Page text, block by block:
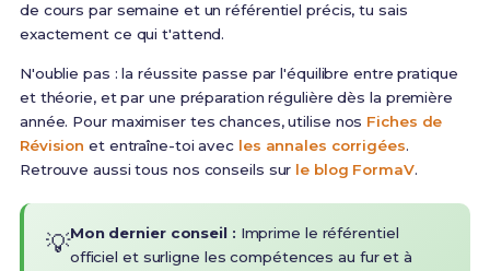
de cours par semaine et un référentiel précis, tu sais
exactement ce qui t'attend.
N'oublie pas : la réussite passe par l'équilibre entre pratique
et théorie, et par une préparation régulière dès la première
année. Pour maximiser tes chances, utilise nos Fiches de
Révision et entraîne-toi avec les annales corrigées.
Retrouve aussi tous nos conseils sur le blog FormaV.
💡Mon dernier conseil : Imprime le référentiel
officiel et surligne les compétences au fur et à